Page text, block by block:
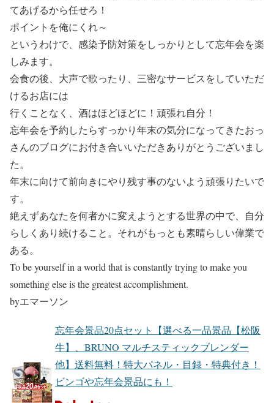
てあげるから任せろ！
ポイントを俺にくれ～
というわけで、感染予防対策をしっかりとして忘年会を楽
しみます。
会食の後、大声で歌ったり、三密なサービスをしていただ
けるお店には
行くことなく、酒はほどほどに！頑張れ自分！
忘年会を予約したらすっかり年末の気分になってきたおっ
さんのブログにお付き合いいただきありがとうございまし
た。
年末に向けて前向きにやり残す事のないよう頑張りたいで
す。
絶えずあなたを何者かに変えようとする世界の中で、自分
らしくあり続けること。それがもっとも素晴らしい偉業で
ある。
To be yourself in a world that is constantly trying to make you
something else is the greatest accomplishment.
byエマーソン
忘年会景品20点セット【選べる一品景品【松阪
牛】、BRUNO マルチスティックブレンダー
他】送料無料！特大パネル・目録・特典付き！
ビンゴや忘年会景品にも！